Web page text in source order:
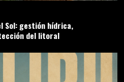
Sol: gestión hídrica,
del litoral